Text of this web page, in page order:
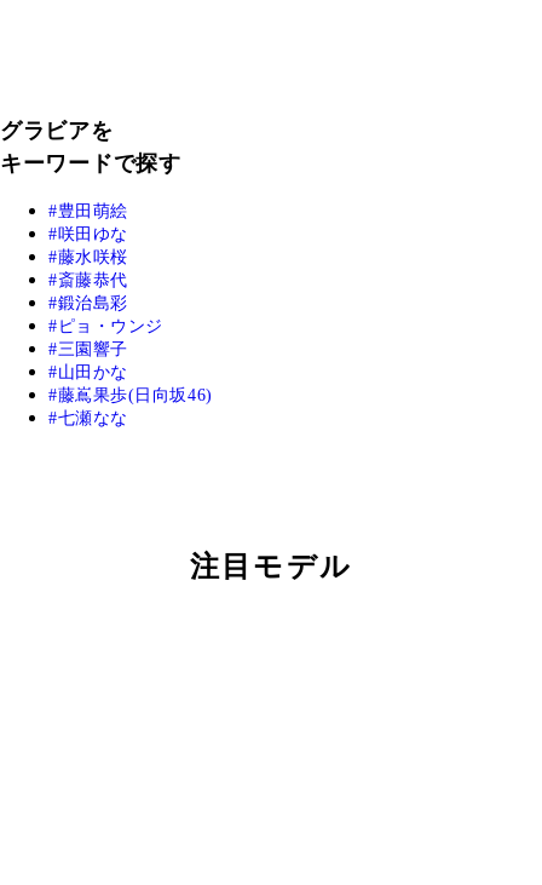
グラビアを
キーワードで探す
豊田萌絵
咲田ゆな
藤水咲桜
斎藤恭代
鍛治島彩
ピョ・ウンジ
三園響子
山田かな
藤嶌果歩(日向坂46)
七瀬なな
注目モデル